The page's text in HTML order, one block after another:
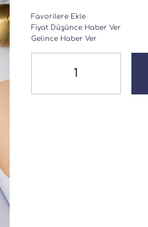
Favorilere Ekle
Fiyat Düşünce Haber Ver
Gelince Haber Ver